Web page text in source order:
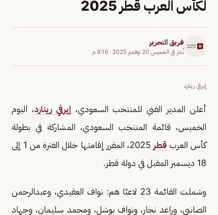
لكأس العرب قطر 2025
فريق التحرير
نُشر في الخميس 20 نوفمبر 2025 · 9:16 م
إيرفي رينارد
أعلن المدير الفني للمنتخب السعودي، إيرفي رينارد، اليوم
الخميس، قائمة المنتخب السعودي، المشاركة في بطولة
كأس العرب قطر
2025، المقرر إقامتها خلال الفترة من 1 إلى
18 ديسمبر المقبل في دولة قطر.
وشملت القائمة 23 لاعبًا هم: نواف العقيدي، وعبدالرحمن
الصانبي، وراغد نجار، ونواف بوشل، ومحمد سليمان، وجهاد